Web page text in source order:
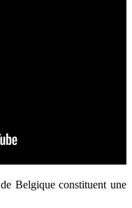
Belgique constituent une